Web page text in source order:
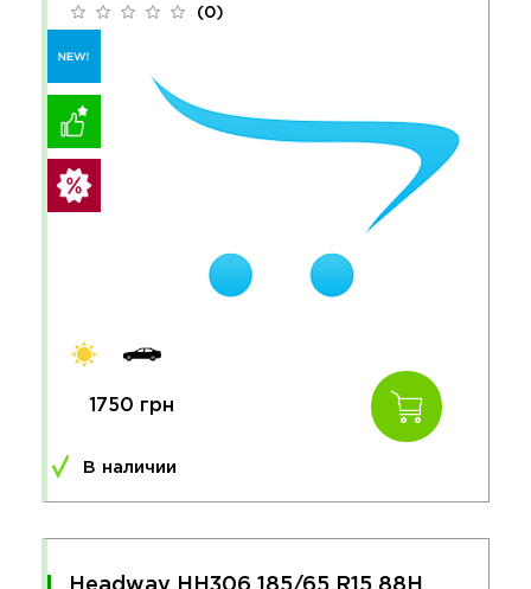
(0)
1750 грн
В наличии